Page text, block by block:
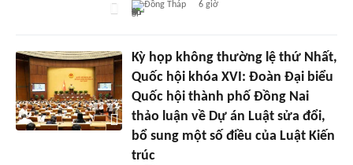
Đồng Tháp 6 giờ
Kỳ họp không thường lệ thứ Nhất,
Quốc hội khóa XVI: Đoàn Đại biểu
Quốc hội thành phố Đồng Nai
thảo luận về Dự án Luật sửa đổi,
bổ sung một số điều của Luật Kiến
trúc